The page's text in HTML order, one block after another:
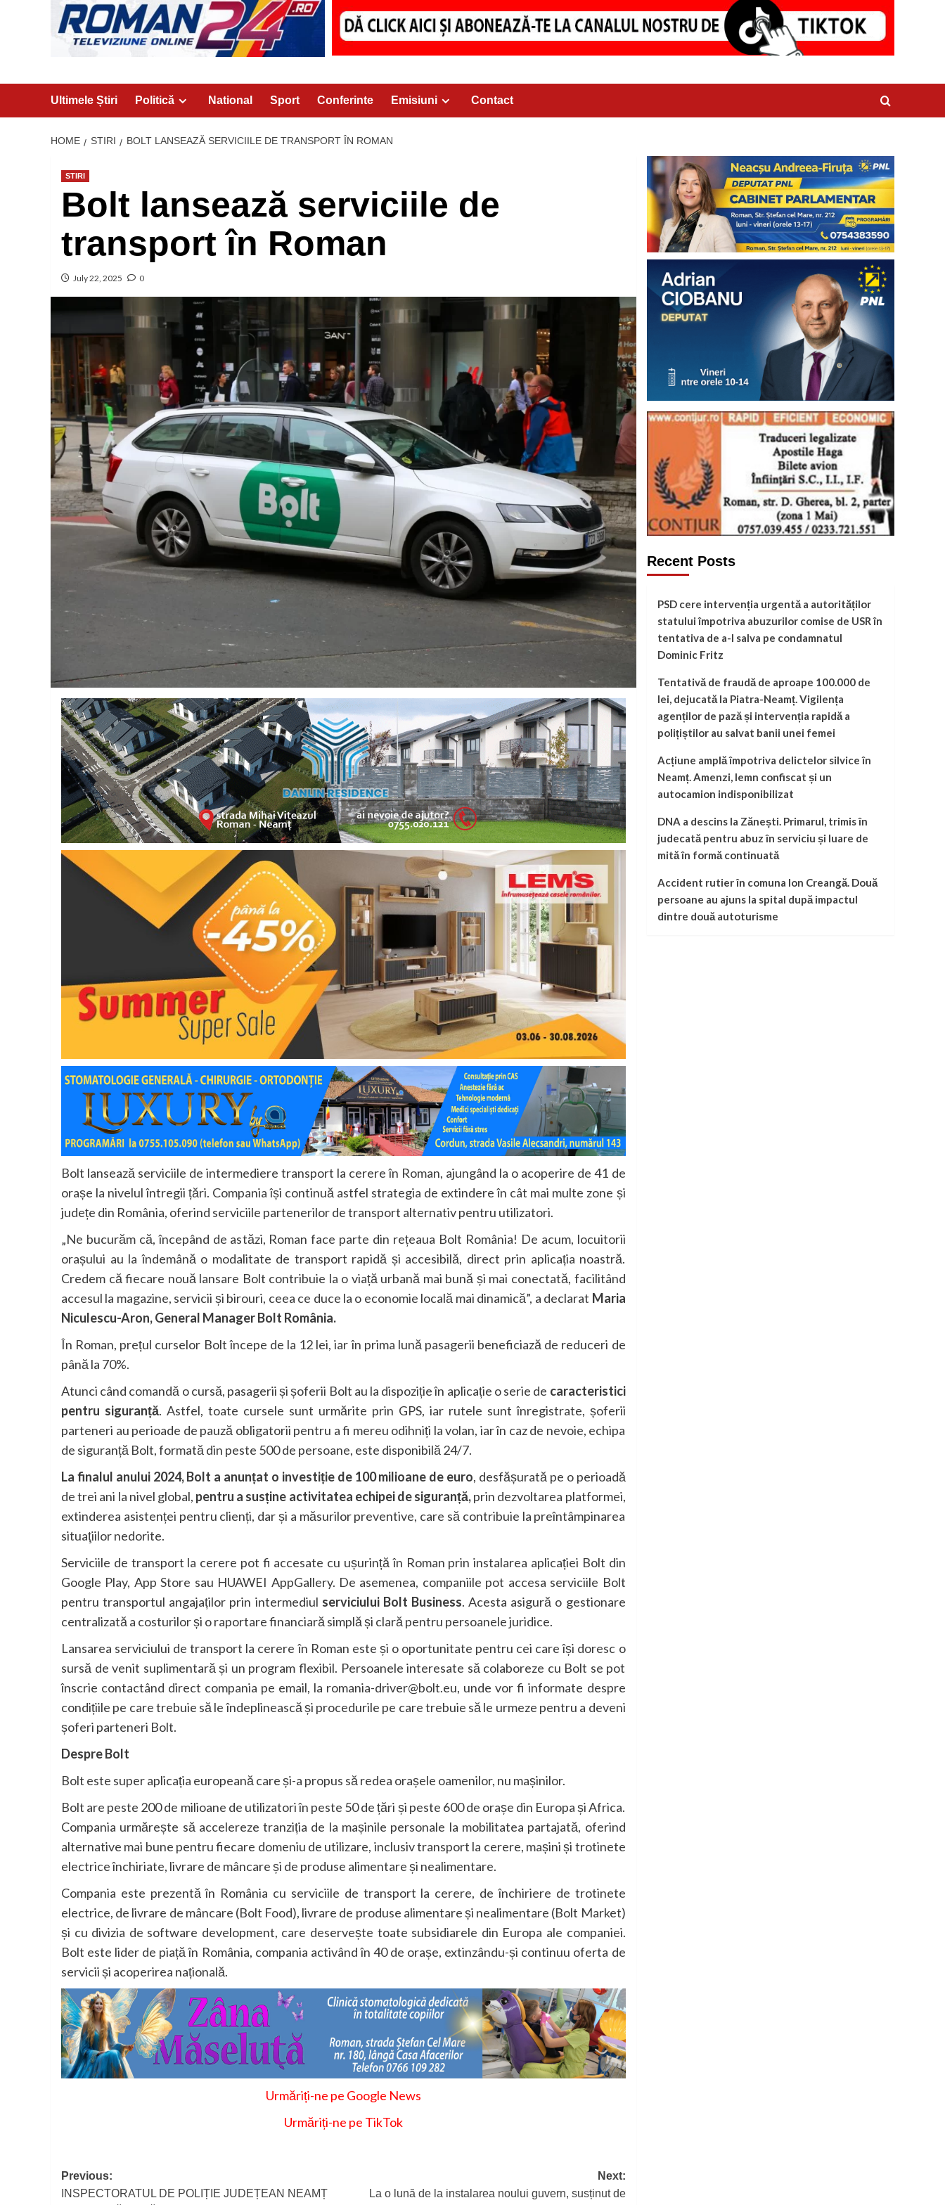
Ultimele Știri Politică National Sport Conferinte Emisiuni Contact
HOME STIRI BOLT LANSEAZĂ SERVICIILE DE TRANSPORT ÎN ROMAN
STIRI
Bolt lansează serviciile de
transport în Roman
July 22, 2025 0
Bolt lansează serviciile de intermediere transport la cerere în Roman, ajungând la o acoperire de 41 de
orașe la nivelul întregii țări. Compania își continuă astfel strategia de extindere în cât mai multe zone și
județe din România, oferind serviciile partenerilor de transport alternativ pentru utilizatori.
„Ne bucurăm că, începând de astăzi, Roman face parte din rețeaua Bolt România! De acum, locuitorii
orașului au la îndemână o modalitate de transport rapidă și accesibilă, direct prin aplicația noastră.
Credem că fiecare nouă lansare Bolt contribuie la o viață urbană mai bună și mai conectată, facilitând
accesul la magazine, servicii și birouri, ceea ce duce la o economie locală mai dinamică”, a declarat Maria
Niculescu-Aron, General Manager Bolt România.
În Roman, prețul curselor Bolt începe de la 12 lei, iar în prima lună pasagerii beneficiază de reduceri de
până la 70%.
Atunci când comandă o cursă, pasagerii și șoferii Bolt au la dispoziție în aplicație o serie de caracteristici
pentru siguranță. Astfel, toate cursele sunt urmărite prin GPS, iar rutele sunt înregistrate, șoferii
parteneri au perioade de pauză obligatorii pentru a fi mereu odihniți la volan, iar în caz de nevoie, echipa
de siguranță Bolt, formată din peste 500 de persoane, este disponibilă 24/7.
La finalul anului 2024, Bolt a anunțat o investiție de 100 milioane de euro, desfășurată pe o perioadă
de trei ani la nivel global, pentru a susține activitatea echipei de siguranță,prin dezvoltarea platformei,
extinderea asistenței pentru clienți, dar și a măsurilor preventive, care să contribuie la preîntâmpinarea
situaţiilor nedorite.
Serviciile de transport la cerere pot fi accesate cu ușurință în Roman prin instalarea aplicației Bolt din
Google Play, App Store sau HUAWEI AppGallery. De asemenea, companiile pot accesa serviciile Bolt
pentru transportul angajaților prin intermediul serviciului Bolt Business. Acesta asigură o gestionare
centralizată a costurilor și o raportare financiară simplă și clară pentru persoanele juridice.
Lansarea serviciului de transport la cerere în Roman este și o oportunitate pentru cei care își doresc o
sursă de venit suplimentară și un program flexibil. Persoanele interesate să colaboreze cu Bolt se pot
înscrie contactând direct compania pe email, la romania-driver@bolt.eu, unde vor fi informate despre
condițiile pe care trebuie să le îndeplinească și procedurile pe care trebuie să le urmeze pentru a deveni
șoferi parteneri Bolt.
Despre Bolt
Bolt este super aplicația europeană care și-a propus să redea orașele oamenilor, nu mașinilor.
Bolt are peste 200 de milioane de utilizatori în peste 50 de țări și peste 600 de orașe din Europa și Africa.
Compania urmărește să accelereze tranziția de la mașinile personale la mobilitatea partajată, oferind
alternative mai bune pentru fiecare domeniu de utilizare, inclusiv transport la cerere, mașini și trotinete
electrice închiriate, livrare de mâncare și de produse alimentare și nealimentare.
Compania este prezentă în România cu serviciile de transport la cerere, de închiriere de trotinete
electrice, de livrare de mâncare (Bolt Food), livrare de produse alimentare și nealimentare (Bolt Market)
și cu divizia de software development, care deservește toate subsidiarele din Europa ale companiei.
Bolt este lider de piață în România, compania activând în 40 de orașe, extinzându-și continuu oferta de
servicii și acoperirea națională.
Urmăriți-ne pe Google News
Urmăriți-ne pe TikTok
Post
Previous:
INSPECTORATUL DE POLIȚIE JUDEȚEAN NEAMȚ
Next:
La o lună de la instalarea noului guvern, susținut de
Recent Posts
PSD cere intervenția urgentă a autorităților
statului împotriva abuzurilor comise de USR în
tentativa de a-l salva pe condamnatul
Dominic Fritz
Tentativă de fraudă de aproape 100.000 de
lei, dejucată la Piatra-Neamț. Vigilența
agenților de pază și intervenția rapidă a
polițiștilor au salvat banii unei femei
Acțiune amplă împotriva delictelor silvice în
Neamț. Amenzi, lemn confiscat și un
autocamion indisponibilizat
DNA a descins la Zănești. Primarul, trimis în
judecată pentru abuz în serviciu și luare de
mită în formă continuată
Accident rutier în comuna Ion Creangă. Două
persoane au ajuns la spital după impactul
dintre două autoturisme